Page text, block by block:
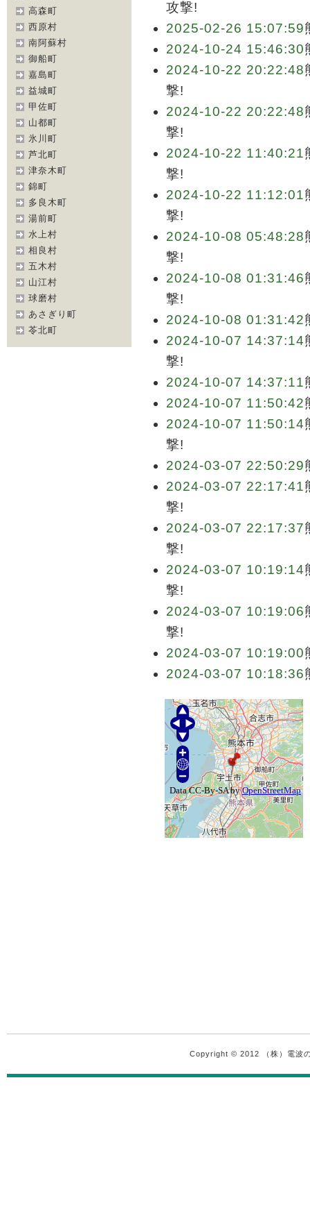
高森町
西原村
南阿蘇村
御船町
嘉島町
益城町
甲佐町
山都町
氷川町
芦北町
津奈木町
錦町
多良木町
湯前町
水上村
相良村
五木村
山江村
球磨村
あさぎり町
苓北町
攻撃!
2025-02-26 15:07:59
2024-10-24 15:46:30
2024-10-22 20:22:48
撃!
2024-10-22 20:22:48
撃!
2024-10-22 11:40:21
撃!
2024-10-22 11:12:01
撃!
2024-10-08 05:48:28
撃!
2024-10-08 01:31:46
撃!
2024-10-08 01:31:42
2024-10-07 14:37:14
撃!
2024-10-07 14:37:11
2024-10-07 11:50:42
2024-10-07 11:50:14
撃!
2024-03-07 22:50:29
2024-03-07 22:17:41
撃!
2024-03-07 22:17:37
撃!
2024-03-07 10:19:14
撃!
2024-03-07 10:19:06
撃!
2024-03-07 10:19:00
2024-03-07 10:18:36
Copyright © 2012 （株）電波